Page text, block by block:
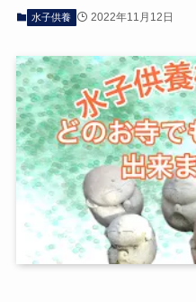
水子供養 2022年11月12日